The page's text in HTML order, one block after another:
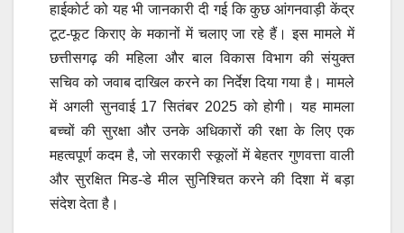
हाईकोर्ट को यह भी जानकारी दी गई कि कुछ आंगनवाड़ी केंद्र
टूट-फूट किराए के मकानों में चलाए जा रहे हैं। इस मामले में
छत्तीसगढ़ की महिला और बाल विकास विभाग की संयुक्त
सचिव को जवाब दाखिल करने का निर्देश दिया गया है। मामले
में अगली सुनवाई 17 सितंबर 2025 को होगी। यह मामला
बच्चों की सुरक्षा और उनके अधिकारों की रक्षा के लिए एक
महत्वपूर्ण कदम है, जो सरकारी स्कूलों में बेहतर गुणवत्ता वाली
और सुरक्षित मिड-डे मील सुनिश्चित करने की दिशा में बड़ा
संदेश देता है।